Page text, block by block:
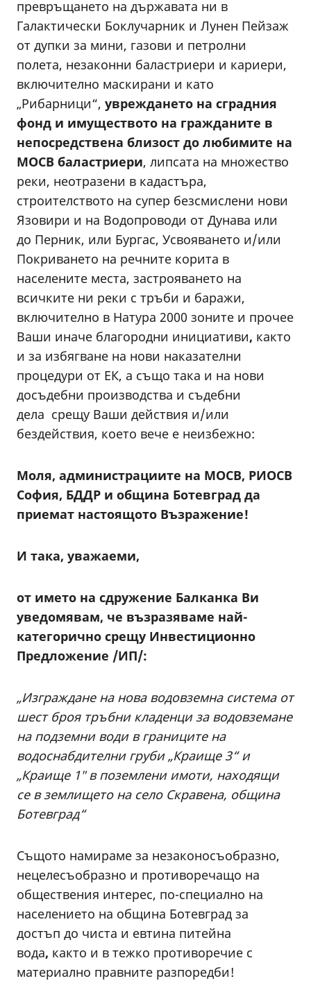
превръщането на държавата ни в
Галактически Боклучарник и Лунен Пейзаж
от дупки за мини, газови и петролни
полета, незаконни баластриери и кариери,
включително маскирани и като
„Рибарници“, увреждането на сградния
фонд и имуществото на гражданите в
непосредствена близост до любимите на
МОСВ баластриери, липсата на множество
реки, неотразени в кадастъра,
строителството на супер безсмислени нови
Язовири и на Водопроводи от Дунава или
до Перник, или Бургас, Усвояването и/или
Покриването на речните корита в
населените места, застрояването на
всичките ни реки с тръби и баражи,
включително в Натура 2000 зоните и прочее
Ваши иначе благородни инициативи, както
и за избягване на нови наказателни
процедури от ЕК, а също така и на нови
досъдебни производства и съдебни
дела срещу Ваши действия и/или
бездействия, което вече е неизбежно:
Моля, администрациите на МОСВ, РИОСВ
София, БДДР и община Ботевград да
приемат настоящото Възражение!
И така, уважаеми,
от името на сдружение Балканка Ви
уведомявам, че възразяваме най-
категорично срещу Инвестиционно
Предложение /ИП/:
„Изграждане на нова водовземна система от
шест броя тръбни кладенци за водовземане
на подземни води в границите на
водоснабдителни груби „Краище 3“ и
„Краище 1″ в поземлени имоти, находящи
се в землището на село Скравена, община
Ботевград“
Същото намираме за незаконосъобразно,
нецелесъобразно и противоречащо на
обществения интерес, по-специално на
населението на община Ботевград за
достъп до чиста и евтина питейна
вода, както и в тежко противоречие с
материално правните разпоредби!